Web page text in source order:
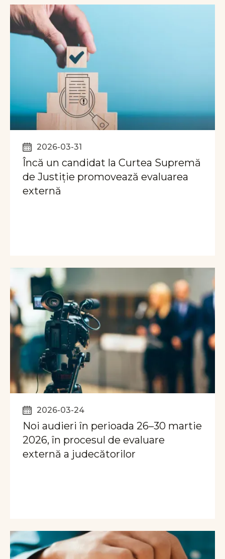
2026-03-31
Încă un candidat la Curtea Supremă
de Justiție promovează evaluarea
externă
2026-03-24
Noi audieri în perioada 26–30 martie
2026, în procesul de evaluare
externă a judecătorilor